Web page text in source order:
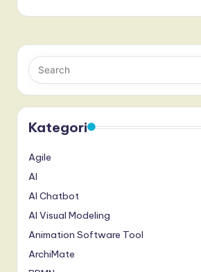
Kategori
Agile
AI
AI Chatbot
AI Visual Modeling
Animation Software Tool
ArchiMate